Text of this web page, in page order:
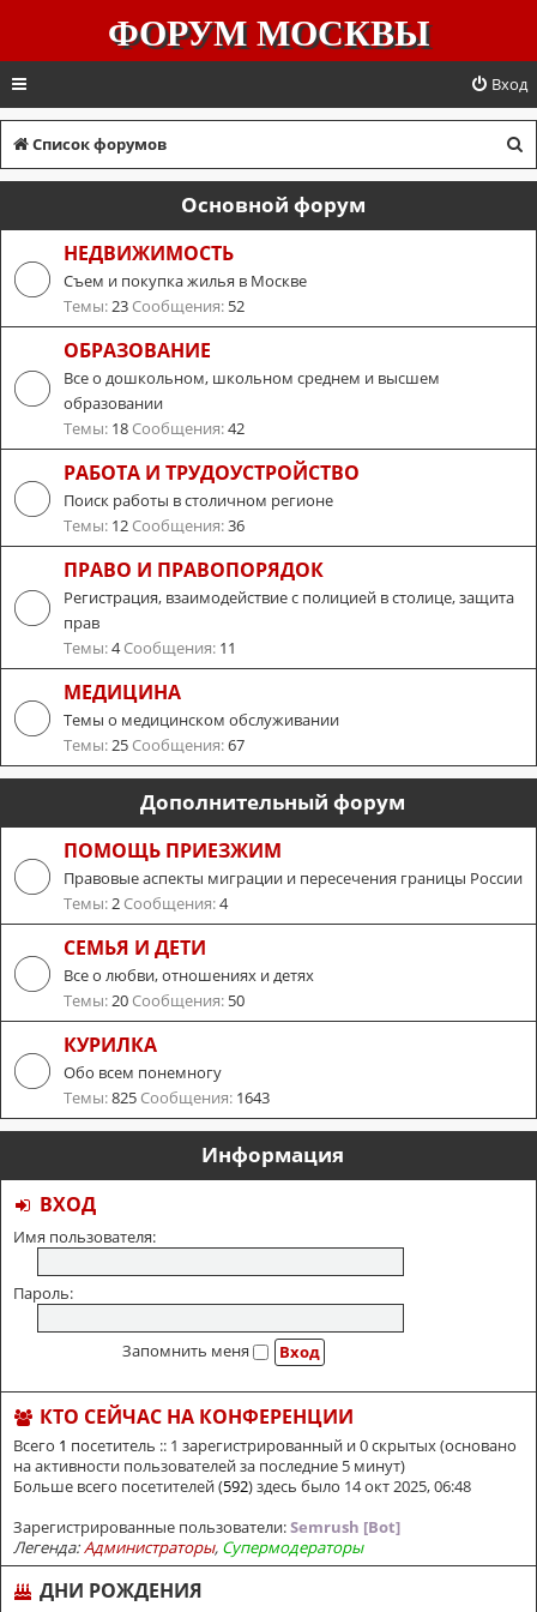
ФОРУМ МОСКВЫ
Вход
Список форумов
о
Основной форум
НЕДВИЖИМОСТЬ
Съем и покупка жилья в Москве
Темы:23 Сообщения: 52
ОБРАЗОВАНИЕ
Все о дошкольном, школьном среднем и высшем
образовании
Темы: 18 Сообщения:42
РАБОТА И ТРУДОУСТРОЙСТВО
Поиск работы в столичном регионе
Темы: 12 Сообщения:36
ПРАВО И ПРАВОПОРЯДОК
Регистрация, взаимодействие с полицией в столице, защита
прав
Темы:4Сообщения: 11
МЕДИЦИНА
Темы о медицинском обслуживании
Темы:25 Сообщения:67
Дополнительный форум
ПОМОЩЬ ПРИЕЗЖИМ
Правовые аспекты миграции и пересечения границы России
Темы:2 Сообщения:4
СЕМЬЯ И ДЕТИ
Все о любви, отношениях и детях
Темы:20 Сообщения: 50
КУРИЛКА
Обо всем понемногу
Темы:825 Сообщения: 1643
Информация
ВХОД
Имя пользователя:
Пароль:
Запомнить меня
КТО СЕЙЧАС НА КОНФЕРЕНЦИИ
Всего 1 посетитель :: 1 зарегистрированный и 0 скрытых (основано
на активности пользователей за последние 5 минут)
Больше всего посетителей (592) здесь было 14 окт 2025, 06:48
Зарегистрированные пользователи:Semrush [Bot]
Легенда:Администраторы, Супермодераторы
ДНИ РОЖДЕНИЯ